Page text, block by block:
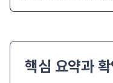
핵심 요약과